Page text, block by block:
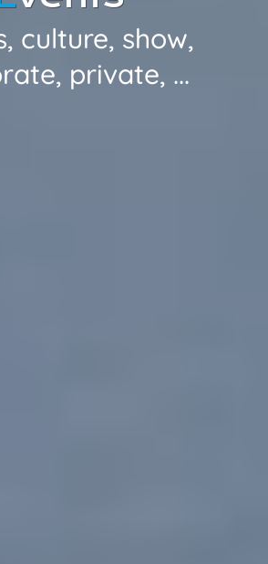
culture, show,
private, ...